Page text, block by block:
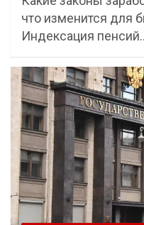
что изменится для
Индексация